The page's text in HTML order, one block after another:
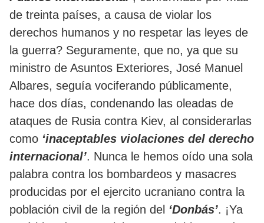
de treinta países, a causa de violar los
derechos humanos y no respetar las leyes de
la guerra? Seguramente, que no, ya que su
ministro de Asuntos Exteriores, José Manuel
Albares, seguía vociferando públicamente,
hace dos días, condenando las oleadas de
ataques de Rusia contra Kiev, al considerarlas
como ‘inaceptables violaciones del derecho
internacional’. Nunca le hemos oído una sola
palabra contra los bombardeos y masacres
producidas por el ejercito ucraniano contra la
población civil de la región del ‘Donbás’. ¡Ya